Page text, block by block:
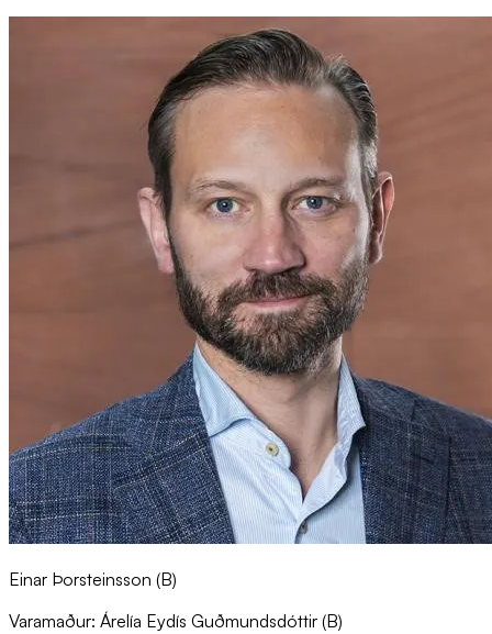
Einar Þorsteinsson (B)
Varamaður: Árelía Eydís Guðmundsdóttir (B)